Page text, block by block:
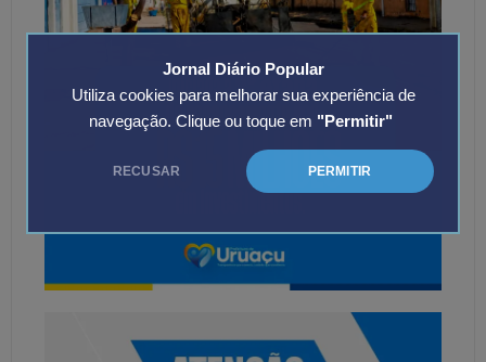
Jornal Diário Popular
Utiliza cookies para melhorar sua experiência de
navegação. Clique ou toque em "Permitir"
RECUSAR PERMITIR